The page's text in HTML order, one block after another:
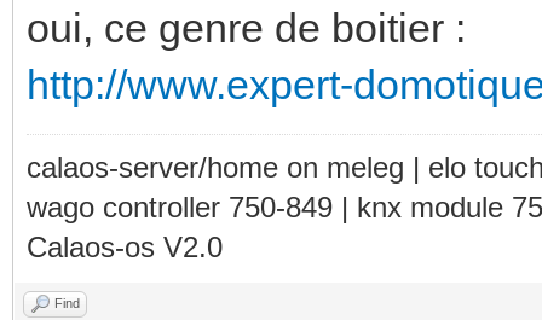
oui, ce genre de boitier :
http://www.expert-
calaos-server/home on meleg | elo
wago controller 750-849 | knx module
Calaos-os V2.0
Find